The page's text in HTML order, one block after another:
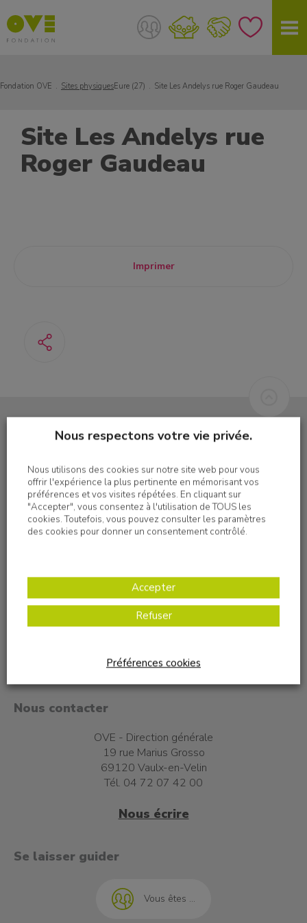
Fondation OVE Sites physiquesEure (27) Site Les Andelys rue Roger Gaudeau
Site Les Andelys rue
Roger Gaudeau
Imprimer
Nous contacter
OVE - Direction générale
19 rue Marius Grosso
69120 Vaulx-en-Velin
Tél. 04 72 07 42 00
Nous écrire
Se laisser guider
Vous êtes ...
Nous respectons votre vie privée.
Nous utilisons des cookies sur notre site web pour vous
offrir l'expérience la plus pertinente en mémorisant vos
préférences et vos visites répétées. En cliquant sur
"Accepter", vous consentez à l'utilisation de TOUS les
cookies. Toutefois, vous pouvez consulter les paramètres
des cookies pour donner un consentement contrôlé.
Accepter
Refuser
Préférences cookies